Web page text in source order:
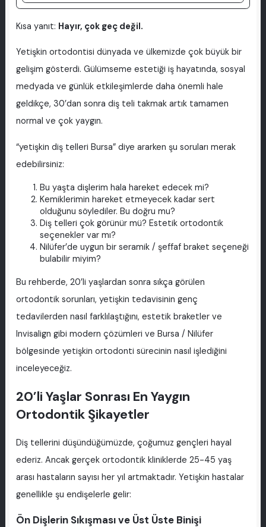
Kısa yanıt: Hayır, çok geç değil.
Yetişkin ortodontisi dünyada ve ülkemizde çok büyük bir
gelişim gösterdi. Gülümseme estetiği iş hayatında, sosyal
medyada ve günlük etkileşimlerde daha önemli hale
geldikçe, 30’dan sonra diş teli takmak artık tamamen
normal ve çok yaygın.
“yetişkin diş telleri Bursa” diye ararken şu soruları merak
edebilirsiniz:
Bu yaşta dişlerim hala hareket edecek mi?
Kemiklerimin hareket etmeyecek kadar sert
olduğunu söylediler. Bu doğru mu?
Diş telleri çok görünür mü? Estetik ortodontik
seçenekler var mı?
Nilüfer’de uygun bir seramik / şeffaf braket seçeneği
bulabilir miyim?
Bu rehberde, 20’li yaşlardan sonra sıkça görülen
ortodontik sorunları, yetişkin tedavisinin genç
tedavilerden nasıl farklılaştığını, estetik braketler ve
Invisalign gibi modern çözümleri ve Bursa / Nilüfer
bölgesinde yetişkin ortodonti sürecinin nasıl işlediğini
inceleyeceğiz.
20’li Yaşlar Sonrası En Yaygın
Ortodontik Şikayetler
Diş tellerini düşündüğümüzde, çoğumuz gençleri hayal
ederiz. Ancak gerçek ortodontik kliniklerde 25-45 yaş
arası hastaların sayısı her yıl artmaktadır. Yetişkin hastalar
genellikle şu endişelerle gelir:
Ön Dişlerin Sıkışması ve Üst Üste Binişi